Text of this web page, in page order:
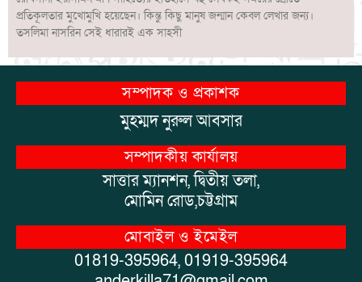
প্রতিকূলতার মুখোমুখি হয়েছেন। কিন্তু কিছু মানুষ জন্মান কেবল লেখার জন্য।
তসলিমা নাসরিন সেই ধারারই এক সাহসী
সম্পাদক ও প্রকাশক
মুহম্মদ নুরুল আবসার
সম্পাদকীয় কার্যালয়
সাত্তার ম্যানশন, দ্বিতীয় তলা,
মোমিন রোড,চট্টগ্রাম
মোবাইল ও ইমেইল
01819-395964, 01919-395964